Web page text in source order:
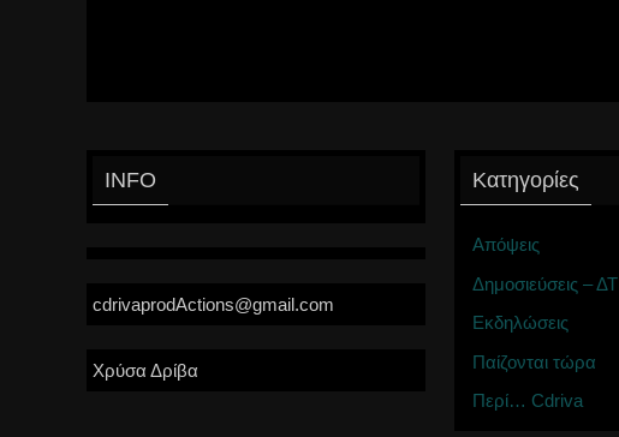
INFO
cdrivaprodActions@gmail.com
Χρύσα Δρίβα
Κατηγορίες
Απόψεις
Δημοσιεύσεις – ΔΤ
Εκδηλώσεις
Παίζονται τώρα
Περί… Cdriva